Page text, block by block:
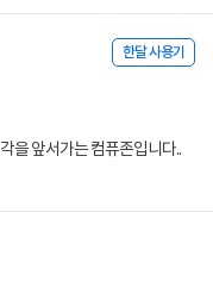
한달 사용기
을 앞서가는 컴퓨존입니다..